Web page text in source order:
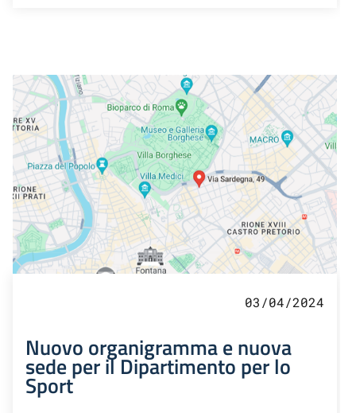
03/04/2024
Nuovo organigramma e nuova
sede per il Dipartimento per lo
Sport